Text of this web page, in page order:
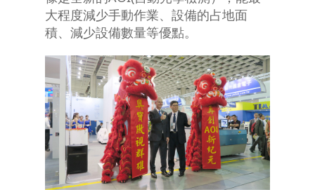
大程度減少手動作業、設備的占地面
積、減少設備數量等優點。